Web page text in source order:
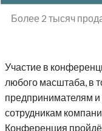
Более 2 тысяч
Участие в
любого масштаба, в
предпринимателям и
сотрудникам
Конференция